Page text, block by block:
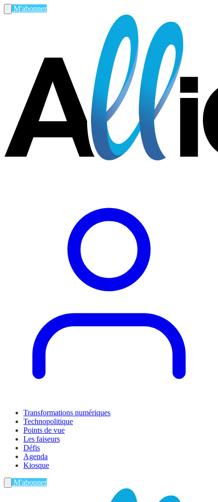
M'abonner
Transformations numériques
Technopolitique
Points de vue
Les faiseurs
Défis
Agenda
Kiosque
M'abonner